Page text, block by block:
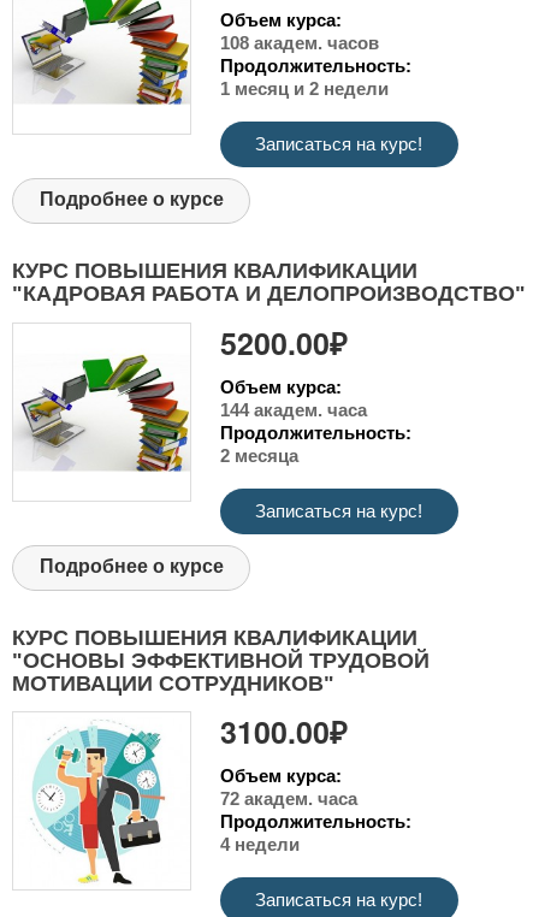
Объем курса:
108 академ. часов
Продолжительность:
1 месяц и 2 недели
Записаться на курс!
Подробнее о курсе
КУРС ПОВЫШЕНИЯ КВАЛИФИКАЦИИ
"КАДРОВАЯ РАБОТА И ДЕЛОПРОИЗВОДСТВО"
5200.00₽
Объем курса:
144 академ. часа
Продолжительность:
2 месяца
Записаться на курс!
Подробнее о курсе
КУРС ПОВЫШЕНИЯ КВАЛИФИКАЦИИ
"ОСНОВЫ ЭФФЕКТИВНОЙ ТРУДОВОЙ
МОТИВАЦИИ СОТРУДНИКОВ"
3100.00₽
Объем курса:
72 академ. часа
Продолжительность:
4 недели
Записаться на курс!